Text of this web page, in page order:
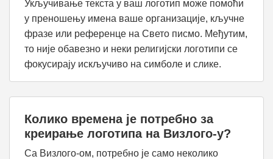
Укључивање текста у ваш логотип може помоћи
у преношењу имена ваше организације, кључне
фразе или референце на Свето писмо. Међутим,
то није обавезно и неки религијски логотипи се
фокусирају искључиво на симболе и слике.
Колико времена је потребно за
креирање логотипа на Визлого-у?
Са Визлого-ом, потребно је само неколико